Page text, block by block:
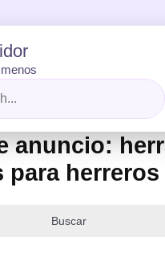
anuncio:
para herreros
Buscar